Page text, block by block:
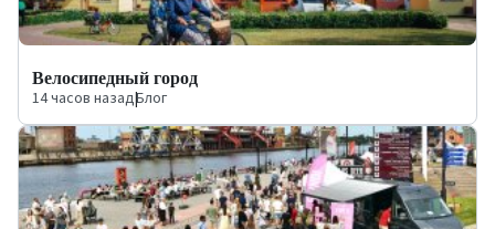
Велосипедный город
14 часов назад|Блог